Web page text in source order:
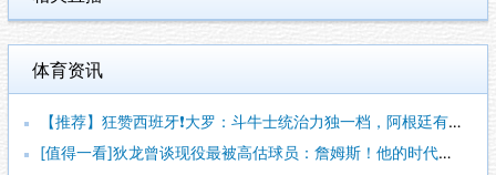
体育资讯
【推荐】狂赞西班牙❗大罗：斗牛士统治力独一档，阿根廷有梅西也
[值得一看]狄龙曾谈现役最被高估球员：詹姆斯！他的时代结束了